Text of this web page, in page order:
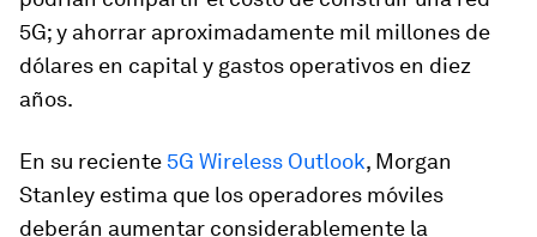
5G; y ahorrar aproximadamente mil millones de
dólares en capital y gastos operativos en diez
años.
En su reciente 5G Wireless Outlook, Morgan
Stanley estima que los operadores móviles
deberán aumentar considerablemente la